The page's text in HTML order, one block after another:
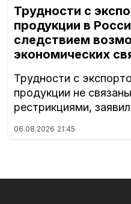
Трудности с
продукции в
следствием
экономических
Трудности с
продукции не
рестрикциями,
06.08.2026 21:45